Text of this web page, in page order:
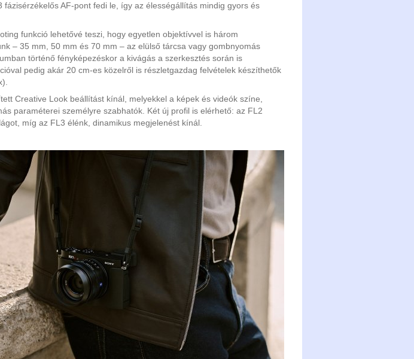
fázisérzékelős AF-pont fedi le, így az élességállítás mindig gyors és
funkció lehetővé teszi, hogy egyetlen objektívvel is három
– 35 mm, 50 mm és 70 mm – az elülső tárcsa vagy gombnyomás
történő fényképezéskor a kivágás a szerkesztés során is
pedig akár 20 cm-es közelről is részletgazdag felvételek készíthetők
Creative Look beállítást kínál, melyekkel a képek és videók színe,
paraméterei személyre szabhatók. Két új profil is elérhető: az FL2
míg az FL3 élénk, dinamikus megjelenést kínál.